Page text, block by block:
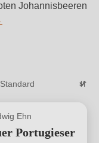
Johannisbeeren
Ehn
Portugieser